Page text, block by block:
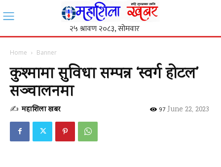
Home Banner
कुश्मामा सुविधा सम्पन्न ‘स्वर्ग होटल’
सञ्चालनमा
✍ महाशिला खबर June 22, 2023
97